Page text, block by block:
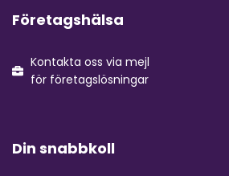
Företagshälsa
Kontakta oss via mejl
för företagslösningar
Din snabbkoll